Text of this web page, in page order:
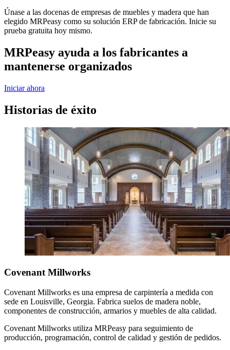
Únase a las docenas de empresas de muebles y madera que han
elegido MRPeasy como su solución ERP de fabricación. Inicie su
prueba gratuita hoy mismo.
MRPeasy ayuda a los fabricantes a
mantenerse organizados
Iniciar ahora
Historias de éxito
Covenant Millworks
Covenant Millworks es una empresa de carpintería a medida con
sede en Louisville, Georgia. Fabrica suelos de madera noble,
componentes de construcción, armarios y muebles de alta calidad.
Covenant Millworks utiliza MRPeasy para seguimiento de
producción, programación, control de calidad y gestión de pedidos.